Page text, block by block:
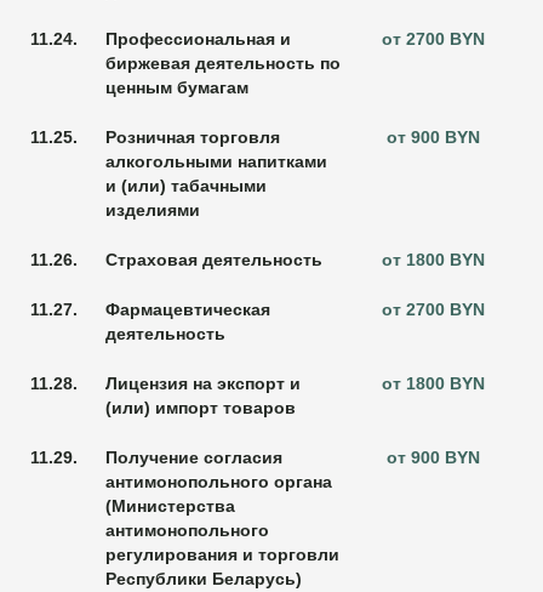
11.24.
Профессиональная и
биржевая деятельность по
ценным бумагам
от 2700 BYN
11.25.
Розничная торговля
алкогольными напитками
и (или) табачными
изделиями
от 900 BYN
11.26. Страховая деятельность от 1800 BYN
11.27.
Фармацевтическая
деятельность
от 2700 BYN
11.28.
Лицензия на экспорт и
(или) импорт товаров
от 1800 BYN
11.29.
Получение согласия
антимонопольного органа
(Министерства
антимонопольного
регулирования и торговли
Республики Беларусь)
от 900 BYN